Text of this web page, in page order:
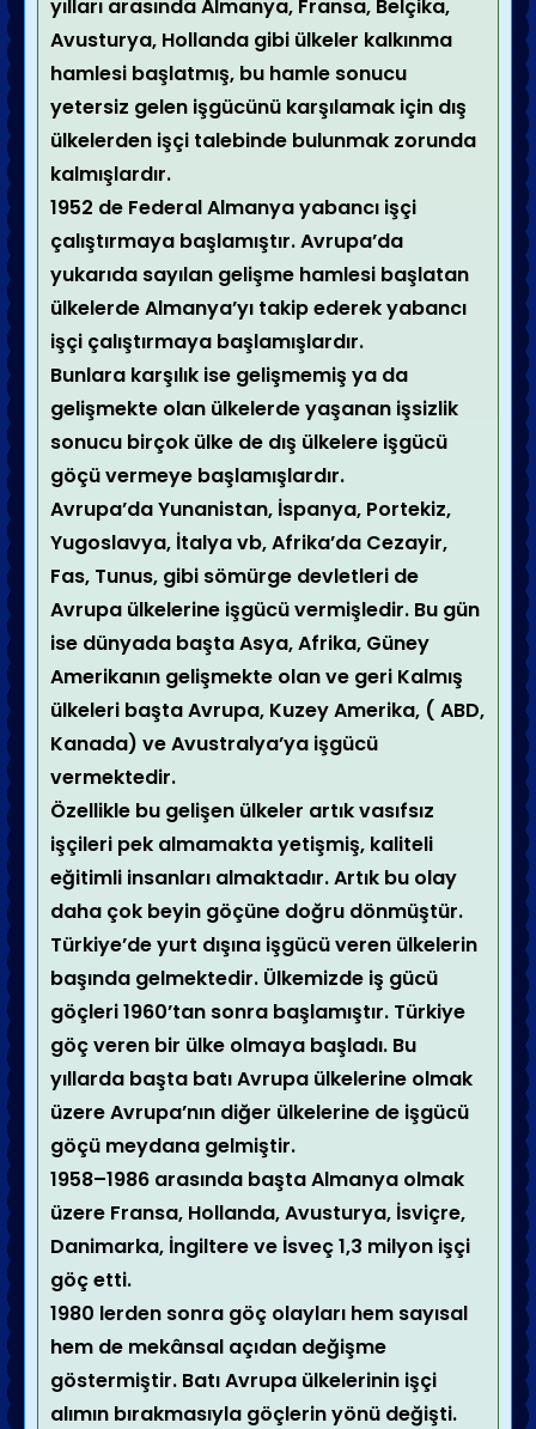
yılları arasında Almanya, Fransa, Belçika,
Avusturya, Hollanda gibi ülkeler kalkınma
hamlesi başlatmış, bu hamle sonucu
yetersiz gelen işgücünü karşılamak için dış
ülkelerden işçi talebinde bulunmak zorunda
kalmışlardır.
1952 de Federal Almanya yabancı işçi
çalıştırmaya başlamıştır. Avrupa’da
yukarıda sayılan gelişme hamlesi başlatan
ülkelerde Almanya’yı takip ederek yabancı
işçi çalıştırmaya başlamışlardır.
Bunlara karşılık ise gelişmemiş ya da
gelişmekte olan ülkelerde yaşanan işsizlik
sonucu birçok ülke de dış ülkelere işgücü
göçü vermeye başlamışlardır.
Avrupa’da Yunanistan, İspanya, Portekiz,
Yugoslavya, İtalya vb, Afrika’da Cezayir,
Fas, Tunus, gibi sömürge devletleri de
Avrupa ülkelerine işgücü vermişledir. Bu gün
ise dünyada başta Asya, Afrika, Güney
Amerikanın gelişmekte olan ve geri Kalmış
ülkeleri başta Avrupa, Kuzey Amerika, ( ABD,
Kanada) ve Avustralya’ya işgücü
vermektedir.
Özellikle bu gelişen ülkeler artık vasıfsız
işçileri pek almamakta yetişmiş, kaliteli
eğitimli insanları almaktadır. Artık bu olay
daha çok beyin göçüne doğru dönmüştür.
Türkiye’de yurt dışına işgücü veren ülkelerin
başında gelmektedir. Ülkemizde iş gücü
göçleri 1960’tan sonra başlamıştır. Türkiye
göç veren bir ülke olmaya başladı. Bu
yıllarda başta batı Avrupa ülkelerine olmak
üzere Avrupa’nın diğer ülkelerine de işgücü
göçü meydana gelmiştir.
1958–1986 arasında başta Almanya olmak
üzere Fransa, Hollanda, Avusturya, İsviçre,
Danimarka, İngiltere ve İsveç 1,3 milyon işçi
göç etti.
1980 lerden sonra göç olayları hem sayısal
hem de mekânsal açıdan değişme
göstermiştir. Batı Avrupa ülkelerinin işçi
alımın bırakmasıyla göçlerin yönü değişti.